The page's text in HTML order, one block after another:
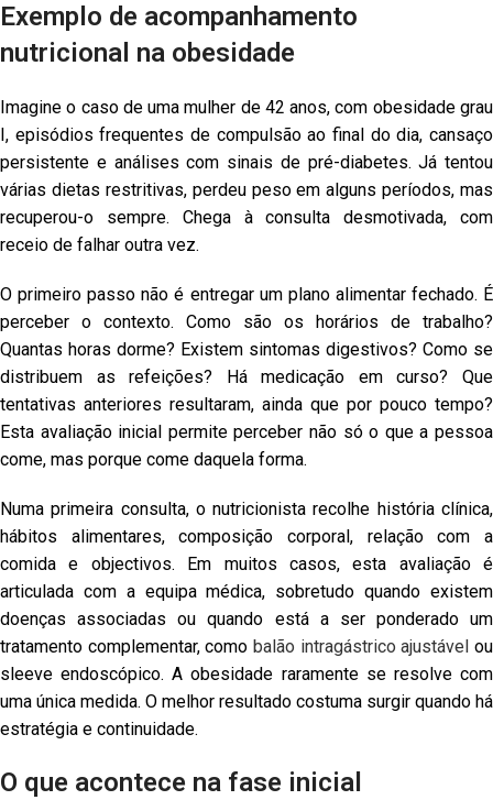
Exemplo de acompanhamento
nutricional na obesidade
Imagine o caso de uma mulher de 42 anos, com obesidade grau
I, episódios frequentes de compulsão ao final do dia, cansaço
persistente e análises com sinais de pré-diabetes. Já tentou
várias dietas restritivas, perdeu peso em alguns períodos, mas
recuperou-o sempre. Chega à consulta desmotivada, com
receio de falhar outra vez.
O primeiro passo não é entregar um plano alimentar fechado. É
perceber o contexto. Como são os horários de trabalho?
Quantas horas dorme? Existem sintomas digestivos? Como se
distribuem as refeições? Há medicação em curso? Que
tentativas anteriores resultaram, ainda que por pouco tempo?
Esta avaliação inicial permite perceber não só o que a pessoa
come, mas porque come daquela forma.
Numa primeira consulta, o nutricionista recolhe história clínica,
hábitos alimentares, composição corporal, relação com a
comida e objectivos. Em muitos casos, esta avaliação é
articulada com a equipa médica, sobretudo quando existem
doenças associadas ou quando está a ser ponderado um
tratamento complementar, como balão intragástrico ajustável ou
sleeve endoscópico. A obesidade raramente se resolve com
uma única medida. O melhor resultado costuma surgir quando há
estratégia e continuidade.
O que acontece na fase inicial